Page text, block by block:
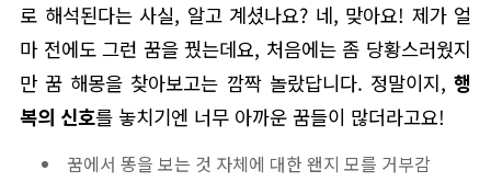
로 해석된다는 사실, 알고 계셨나요? 네, 맞아요! 제가 얼
마 전에도 그런 꿈을 꿨는데요, 처음에는 좀 당황스러웠지
만 꿈 해몽을 찾아보고는 깜짝 놀랐답니다. 정말이지, 행
복의 신호를 놓치기엔 너무 아까운 꿈들이 많더라고요!
꿈에서 똥을 보는 것 자체에 대한 왠지 모를 거부감